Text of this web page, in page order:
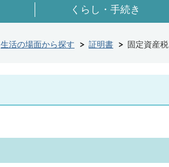
くらし・手続き
生活の場面から探す 証明書 固定資産税